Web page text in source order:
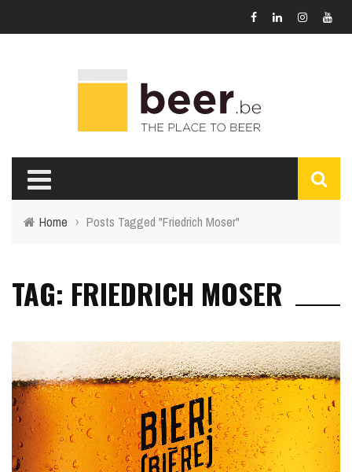
Home › Posts Tagged "Friedrich Moser"
TAG: FRIEDRICH MOSER